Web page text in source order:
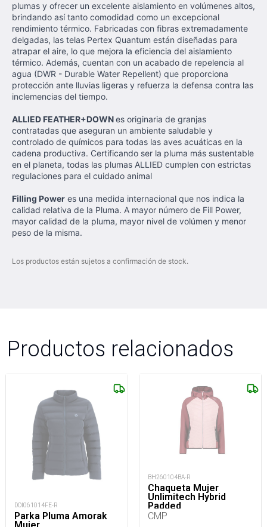
plumas y ofrecer un excelente aislamiento en volúmenes altos,
brindando así tanto comodidad como un excepcional
rendimiento térmico. Fabricadas con fibras extremadamente
delgadas, las telas Pertex Quantum están diseñadas para
atrapar el aire, lo que mejora la eficiencia del aislamiento
térmico. Además, cuentan con un acabado de repelencia al
agua (DWR - Durable Water Repellent) que proporciona
protección ante lluvias ligeras y refuerza la defensa contra las
inclemencias del tiempo.
ALLIED FEATHER+DOWNes originaria de granjas
contratadas que aseguran un ambiente saludable y
controlado de químicos para todas las aves acuáticas en la
cadena productiva. Certificando ser la pluma más sustentable
en el planeta, todas las plumas ALLIED cumplen con estrictas
regulaciones para el cuidado animal
Filling Power es una medida internacional que nos indica la
calidad relativa de la Pluma. A mayor número de Fill Power,
mayor calidad de la pluma, mayor nivel de volúmen y menor
peso de la misma.
Los productos están sujetos a confirmación de stock.
Productos relacionados
DOI061014FE-R
Parka Pluma Amorak
BH260104BA-R
Chaqueta Mujer
Unlimitech Hybrid
Padded
CMP